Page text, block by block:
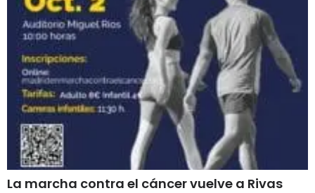
La marcha contra el cáncer vuelve a Rivas